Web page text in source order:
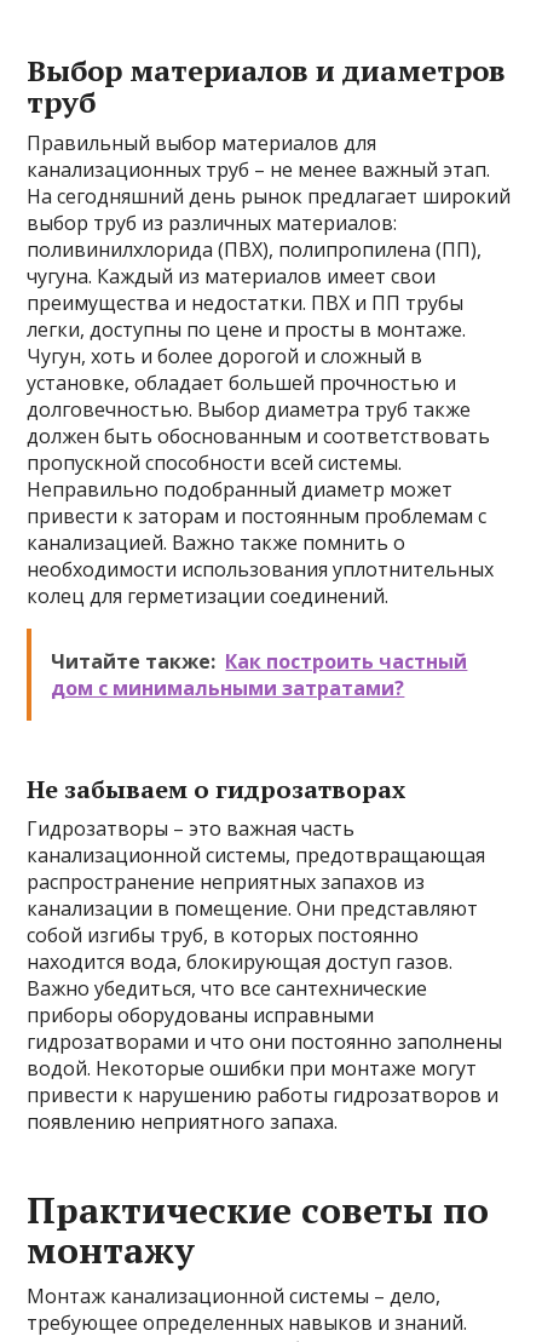
Выбор материалов и диаметров
труб
Правильный выбор материалов для
канализационных труб – не менее важный этап.
На сегодняшний день рынок предлагает широкий
выбор труб из различных материалов:
поливинилхлорида (ПВХ), полипропилена (ПП),
чугуна. Каждый из материалов имеет свои
преимущества и недостатки. ПВХ и ПП трубы
легки, доступны по цене и просты в монтаже.
Чугун, хоть и более дорогой и сложный в
установке, обладает большей прочностью и
долговечностью. Выбор диаметра труб также
должен быть обоснованным и соответствовать
пропускной способности всей системы.
Неправильно подобранный диаметр может
привести к заторам и постоянным проблемам с
канализацией. Важно также помнить о
необходимости использования уплотнительных
колец для герметизации соединений.
Читайте также: Как построить частный
дом с минимальными затратами?
Не забываем о гидрозатворах
Гидрозатворы – это важная часть
канализационной системы, предотвращающая
распространение неприятных запахов из
канализации в помещение. Они представляют
собой изгибы труб, в которых постоянно
находится вода, блокирующая доступ газов.
Важно убедиться, что все сантехнические
приборы оборудованы исправными
гидрозатворами и что они постоянно заполнены
водой. Некоторые ошибки при монтаже могут
привести к нарушению работы гидрозатворов и
появлению неприятного запаха.
Практические советы по
монтажу
Монтаж канализационной системы – дело,
требующее определенных навыков и знаний.